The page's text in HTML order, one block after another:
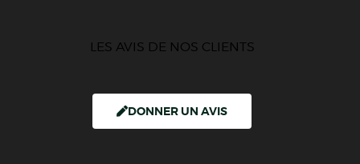
LES AVIS DE NOS CLIENTS
DONNER UN AVIS